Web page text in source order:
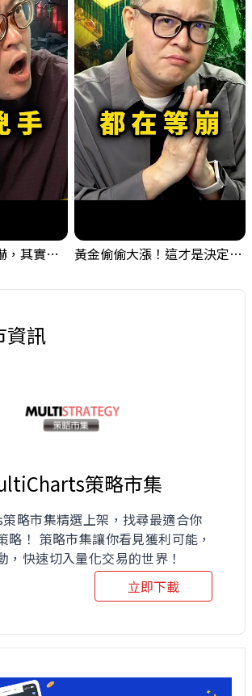
天天被9萬口空單嚇，其實你盯錯地方了｜Mr.Jimmy高志銘 #台股 #外資期貨 #融資 黃金偷偷大漲！這才是決定台股生死的「真風向球」！｜Mr.Jimmy高志銘 #黃金 #美元指數 #聯準會
資訊
策略市集
略市集精選上架，找尋最適合你
略！ 策略市集讓你看見獲利可能，
，快速切入量化交易的世界！
立即下載